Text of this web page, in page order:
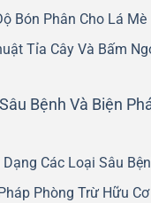
Bón Phân Cho Lá Mè
Tỉa Cây Và Bấm
Bệnh Và Biện
Dạng Các Loại Sâu
Phòng Trừ Hữu Cơ